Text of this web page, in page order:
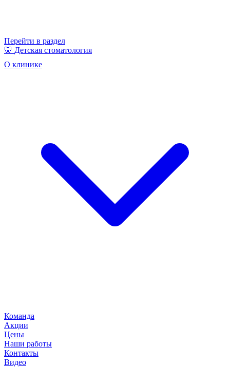
Перейти в раздел
🦷 Детская стоматология
О клинике
Команда
Акции
Цены
Наши работы
Контакты
Видео